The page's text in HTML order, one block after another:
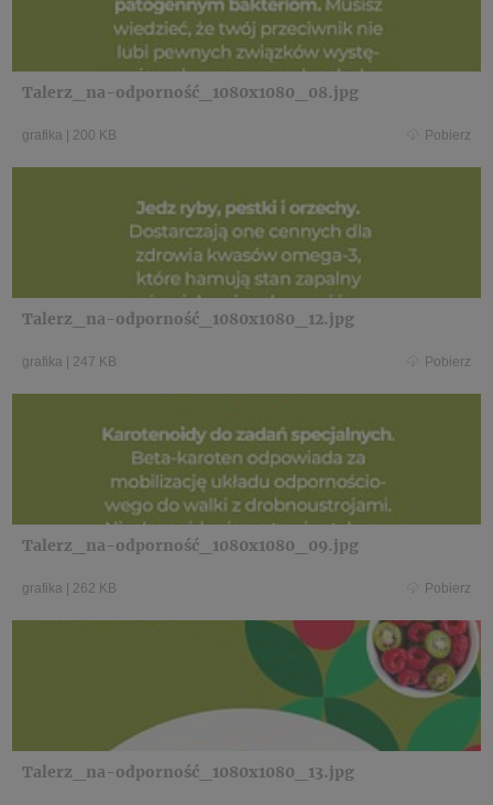
Talerz_na-odporność_1080x1080_08.jpg
grafika 200 KB Pobierz
Talerz_na-odporność_1080x1080_12.jpg
grafika 247 KB Pobierz
Talerz_na-odporność_1080x1080_09.jpg
grafika 262 KB Pobierz
Talerz_na-odporność_1080x1080_13.jpg